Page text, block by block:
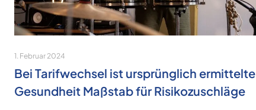
1. Februar 2024
Bei Tarifwechsel ist ursprünglich ermittelte
Gesundheit Maßstab für Risikozuschläge